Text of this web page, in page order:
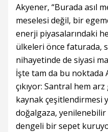
Akyener, “Burada asıl
meselesi değil, bir
enerji piyasalarındaki
ülkeleri önce faturada,
nihayetinde de siyasi
İşte tam da bu noktada
çıkıyor: Santral hem
kaynak çeşitlendirmesi
doğalgaza,
dengeli bir sepet